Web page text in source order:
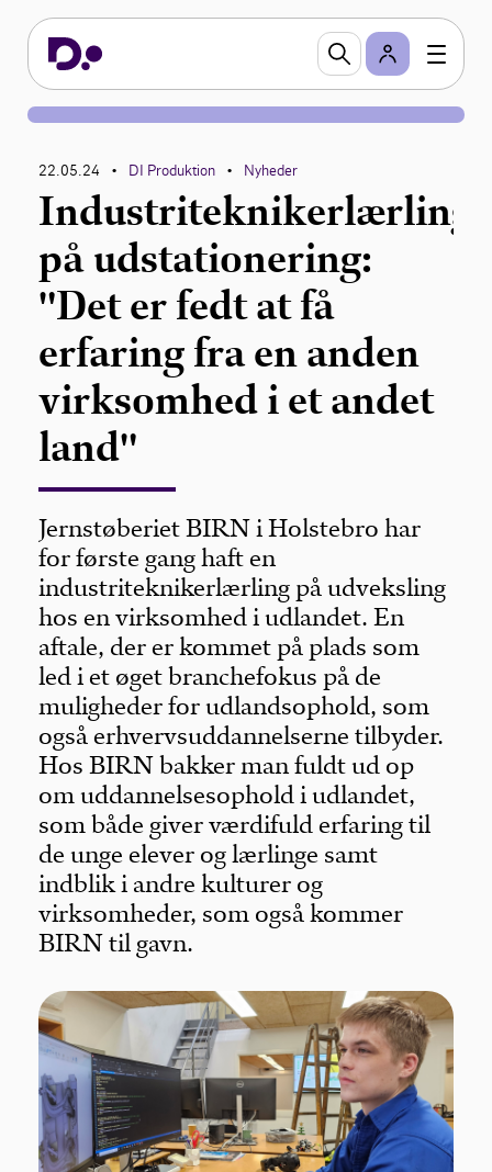
22.05.24 • DI Produktion • Nyheder
Industriteknikerlærling
på udstationering:
"Det er fedt at få
erfaring fra en anden
virksomhed i et andet
land"
Jernstøberiet BIRN i Holstebro har
for første gang haft en
industriteknikerlærling på udveksling
hos en virksomhed i udlandet. En
aftale, der er kommet på plads som
led i et øget branchefokus på de
muligheder for udlandsophold, som
også erhvervsuddannelserne tilbyder.
Hos BIRN bakker man fuldt ud op
om uddannelsesophold i udlandet,
som både giver værdifuld erfaring til
de unge elever og lærlinge samt
indblik i andre kulturer og
virksomheder, som også kommer
BIRN til gavn.